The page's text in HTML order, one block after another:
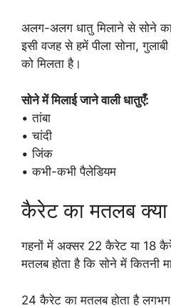
अलग-अलग धातु मिलाने से सोने
इसी वजह से हमें पीला सोना,
को मिलता है।
सोने में मिलाई जाने वाली धातुएँ:
• तांबा
• चांदी
• जिंक
• कभी-कभी पैलेडियम
कैरेट का मतलब क्या
गहनों में अक्सर 22 कैरेट या 18
मतलब होता है कि सोने में कितनी
24 कैरेट का मतलब होता है